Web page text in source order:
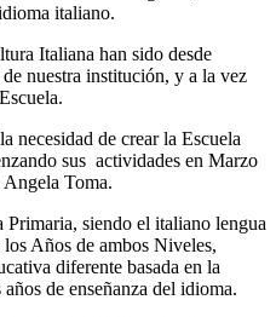
italiano.
Italiana han sido desde
nuestra institución, y a la vez
necesidad de crear la Escuela
sus actividades en Marzo
Angela Toma.
Primaria, siendo el italiano lengua
Años de ambos Niveles,
diferente basada en la
de enseñanza del idioma.